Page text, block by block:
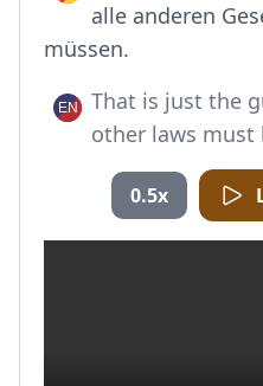
alle anderen
müssen.
That is just the
other laws must
0.5x